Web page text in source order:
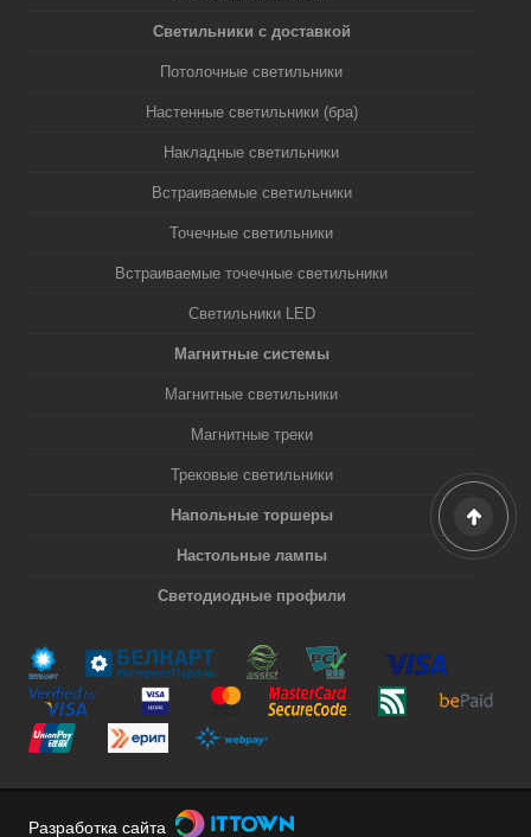
Светильники с доставкой
Потолочные светильники
Настенные светильники (бра)
Накладные светильники
Встраиваемые светильники
Точечные светильники
Встраиваемые точечные светильники
Светильники LED
Магнитные системы
Магнитные светильники
Магнитные треки
Трековые светильники
Напольные торшеры
Настольные лампы
Светодиодные профили
Разработка сайта